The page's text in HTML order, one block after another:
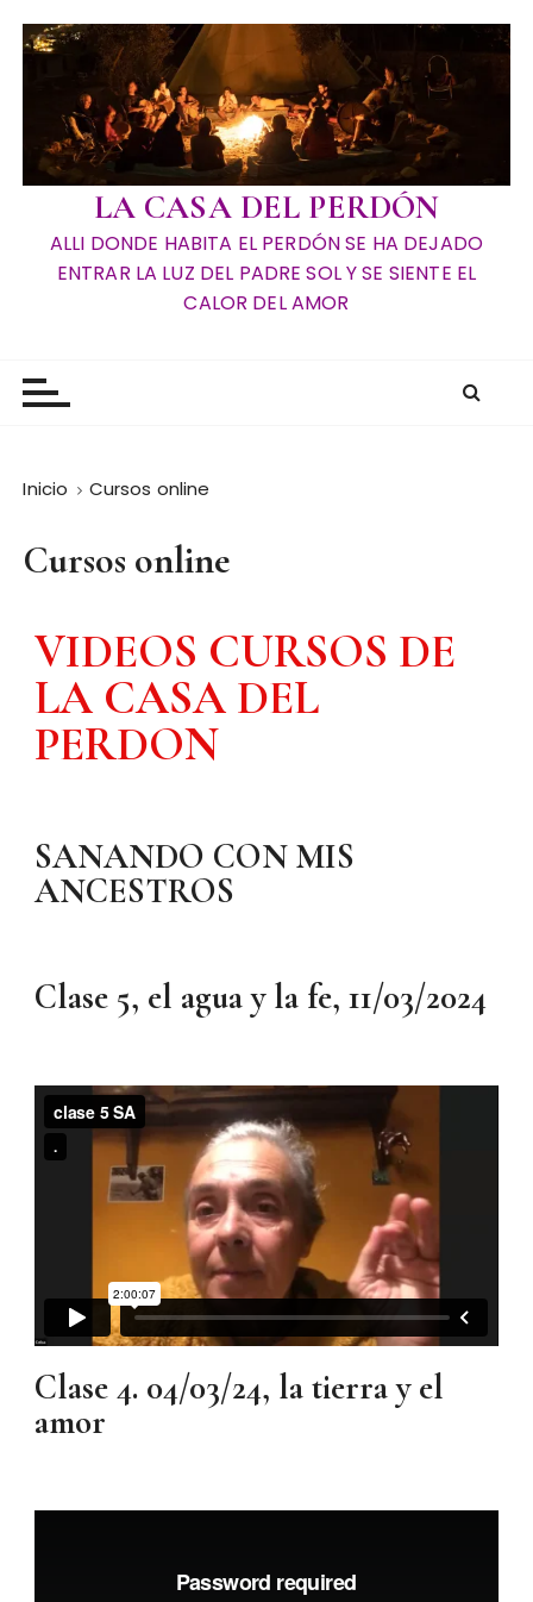
LA CASA DEL PERDÓN
ALLI DONDE HABITA EL PERDÓN SE HA DEJADO
ENTRAR LA LUZ DEL PADRE SOL Y SE SIENTE EL
CALOR DEL AMOR
Inicio Cursos online
Cursos online
VIDEOS CURSOS DE
LA CASA DEL
PERDON
SANANDO CON MIS
ANCESTROS
Clase 5, el agua y la fe, 11/03/2024
Clase 4. 04/03/24, la tierra y el
amor